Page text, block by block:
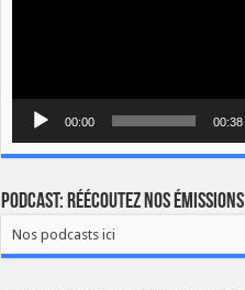
00:00 00:38
Podcast: Réécoutez nos émissions
Nos podcasts ici